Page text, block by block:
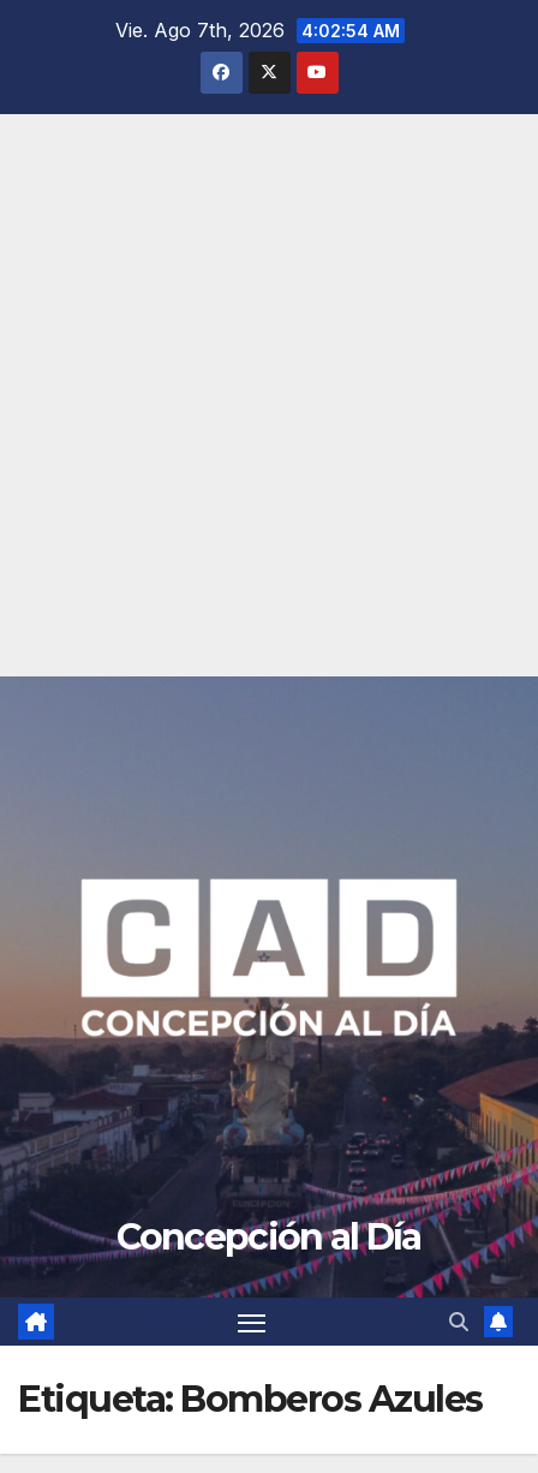
Vie. Ago 7th, 2026 4:02:56 AM
Concepción al Día
Etiqueta: Bomberos Azules